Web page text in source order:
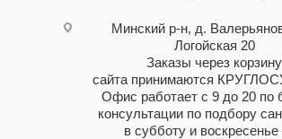
Минский р-н, д.
Логойская 20
Заказы через корзину
сайта принимаются
Офис работает с 9 до 20 по
консультации по подбору
в субботу и воскресенье